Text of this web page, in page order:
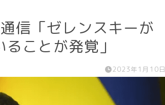
信「ゼレンスキーが
ことが発覚」
2023年1月10日